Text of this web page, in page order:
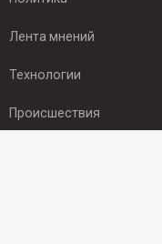
Лента мнений
Технологии
Происшествия